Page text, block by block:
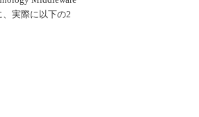
実際に以下の2